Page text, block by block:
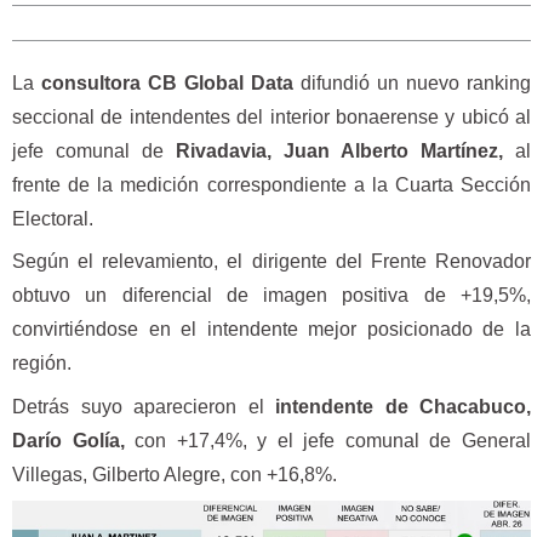
La consultora CB Global Data difundió un nuevo ranking
seccional de intendentes del interior bonaerense y ubicó al
jefe comunal de
Rivadavia, Juan Alberto Martínez, al
frente de la medición correspondiente a la Cuarta Sección
Electoral.
Según el relevamiento, el dirigente del Frente Renovador
obtuvo un diferencial de imagen positiva de +19,5%,
convirtiéndose en el intendente mejor posicionado de la
región.
Detrás suyo aparecieron el intendente de Chacabuco,
Darío Golía,con +17,4%, y el jefe comunal de General
Villegas, Gilberto Alegre, con +16,8%.